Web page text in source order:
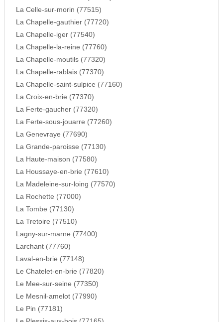
La Celle-sur-morin (77515)
La Chapelle-gauthier (77720)
La Chapelle-iger (77540)
La Chapelle-la-reine (77760)
La Chapelle-moutils (77320)
La Chapelle-rablais (77370)
La Chapelle-saint-sulpice (77160)
La Croix-en-brie (77370)
La Ferte-gaucher (77320)
La Ferte-sous-jouarre (77260)
La Genevraye (77690)
La Grande-paroisse (77130)
La Haute-maison (77580)
La Houssaye-en-brie (77610)
La Madeleine-sur-loing (77570)
La Rochette (77000)
La Tombe (77130)
La Tretoire (77510)
Lagny-sur-marne (77400)
Larchant (77760)
Laval-en-brie (77148)
Le Chatelet-en-brie (77820)
Le Mee-sur-seine (77350)
Le Mesnil-amelot (77990)
Le Pin (77181)